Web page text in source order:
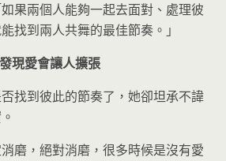
果兩個人能夠一起去面對、處理彼
找到兩人共舞的最佳節奏。」
現愛會讓人擴張
找到彼此的節奏了，她卻坦承不諱
消磨，絕對消磨，很多時候是沒有愛